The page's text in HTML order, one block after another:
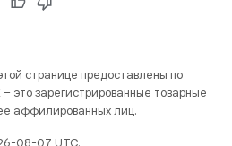
странице предоставлены по
это зарегистрированные товарные
аффилированных лиц.
08-07 UTC.